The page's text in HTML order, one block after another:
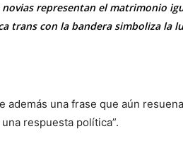
novias representan el matrimonio
trans con la bandera simboliza la
además una frase que aún
respuesta política”.